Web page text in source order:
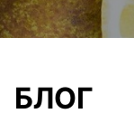
БЛОГ